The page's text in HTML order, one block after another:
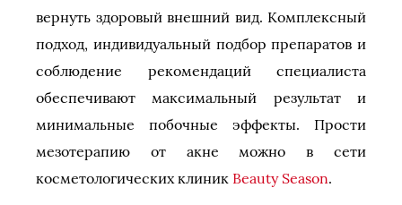
вернуть здоровый внешний вид. Комплексный
подход, индивидуальный подбор препаратов и
соблюдение рекомендаций специалиста
обеспечивают максимальный результат и
минимальные побочные эффекты. Прости
мезотерапию от акне можно в сети
косметологических клиник Beauty Season.